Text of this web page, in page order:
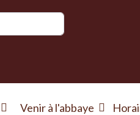
Rechercher
Venir à l'abbaye